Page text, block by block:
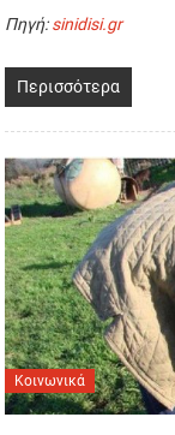
Πηγή:sinidisi.gr
Περισσότερα
Κοινωνικά